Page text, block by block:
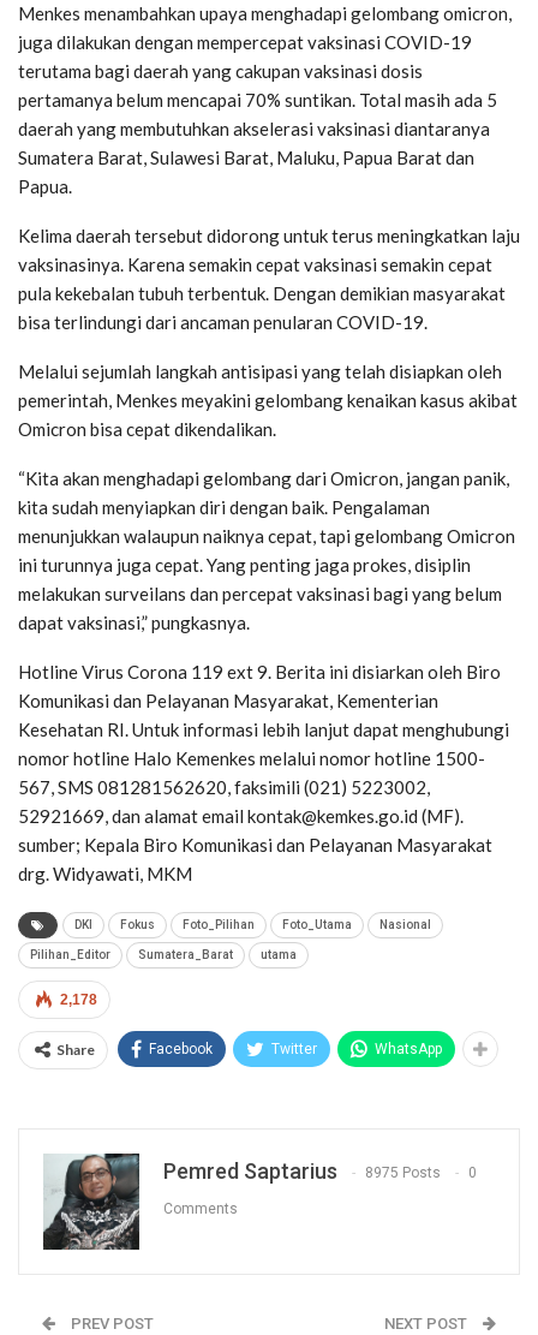
Menkes menambahkan upaya menghadapi gelombang omicron,
juga dilakukan dengan mempercepat vaksinasi COVID-19
terutama bagi daerah yang cakupan vaksinasi dosis
pertamanya belum mencapai 70% suntikan. Total masih ada 5
daerah yang membutuhkan akselerasi vaksinasi diantaranya
Sumatera Barat, Sulawesi Barat, Maluku, Papua Barat dan
Papua.
Kelima daerah tersebut didorong untuk terus meningkatkan laju
vaksinasinya. Karena semakin cepat vaksinasi semakin cepat
pula kekebalan tubuh terbentuk. Dengan demikian masyarakat
bisa terlindungi dari ancaman penularan COVID-19.
Melalui sejumlah langkah antisipasi yang telah disiapkan oleh
pemerintah, Menkes meyakini gelombang kenaikan kasus akibat
Omicron bisa cepat dikendalikan.
“Kita akan menghadapi gelombang dari Omicron, jangan panik,
kita sudah menyiapkan diri dengan baik. Pengalaman
menunjukkan walaupun naiknya cepat, tapi gelombang Omicron
ini turunnya juga cepat. Yang penting jaga prokes, disiplin
melakukan surveilans dan percepat vaksinasi bagi yang belum
dapat vaksinasi,” pungkasnya.
Hotline Virus Corona 119 ext 9. Berita ini disiarkan oleh Biro
Komunikasi dan Pelayanan Masyarakat, Kementerian
Kesehatan RI. Untuk informasi lebih lanjut dapat menghubungi
nomor hotline Halo Kemenkes melalui nomor hotline 1500-
567, SMS 081281562620, faksimili (021) 5223002,
52921669, dan alamat email kontak@kemkes.go.id (MF).
sumber; Kepala Biro Komunikasi dan Pelayanan Masyarakat
drg. Widyawati, MKM
DKI Fokus Foto_Pilihan Foto_Utama Nasional
Pilihan_Editor Sumatera_Barat utama
2,178
Share Facebook Twitter WhatsApp
Pemred Saptarius 8975 Posts 0
Comments
PREV POST NEXT POST